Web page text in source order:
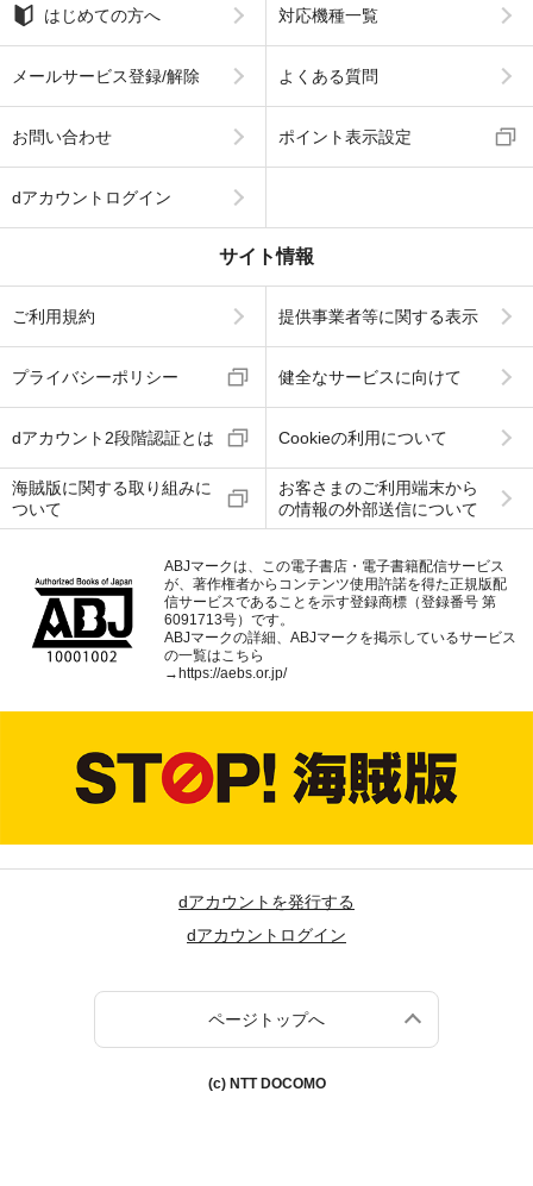
はじめての方へ 対応機種一覧
メールサービス登録/解除 よくある質問
お問い合わせ ポイント表示設定
dアカウントログイン
サイト情報
ご利用規約 提供事業者等に関する表示
プライバシーポリシー 健全なサービスに向けて
dアカウント2段階認証とは Cookieの利用について
海賊版に関する取り組みに
ついて
お客さまのご利用端末から
の情報の外部送信について
ABJマークは、この電子書店・電子書籍配信サービス
が、著作権者からコンテンツ使用許諾を得た正規版配
信サービスであることを示す登録商標（登録番号 第
6091713号）です。
ABJマークの詳細、ABJマークを掲示しているサービス
の一覧はこちら
→https://aebs.or.jp/
dアカウントを発行する
dアカウントログイン
ページトップへ
(c) NTT DOCOMO